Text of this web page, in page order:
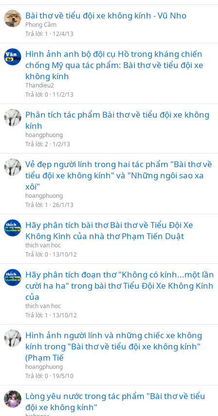
Bài thơ về tiểu đội xe không kính - Vũ Nho
Phong Cầm
Trả lời 1 12/4/13
Hình ảnh anh bộ đội cụ Hồ trong kháng chiến
chống Mỹ qua tác phẩm: Bài thơ về tiểu đội xe
không kính
Thandieu2
Trả lời 0 11/2/13
Phân tích tác phẩm Bài thơ về tiểu đội xe không
kính
hoangphuong
Trả lời 2 1/2/13
Vẻ đẹp người lính trong hai tác phẩm "Bài thơ về
tiểu đội xe không kính" và "Những ngôi sao xa
xôi"
hoangphuong
Trả lời 1 26/1/13
Hãy phân tích bài thơ Bài thơ về Tiểu Đội Xe
Không Kình của nhà thơ Phạm Tiến Duật
thich van hoc
Trả lời 0 13/10/12
Hãy phân tích đoạn thơ "Không có kính...một lần
cười ha ha" trong bài thơ Tiểu Đội Xe Không Kính
của
thich van hoc
Trả lời 1 13/10/12
Hình ảnh người lính và những chiếc xe không
kính trong "Bài thơ về tiểu đội xe không kính"
(Phạm Tiế
hoangphuong
Trả lời 0 19/5/10
Lòng yêu nước trong tác phẩm "Bài thơ về tiểu
đội xe không kính"